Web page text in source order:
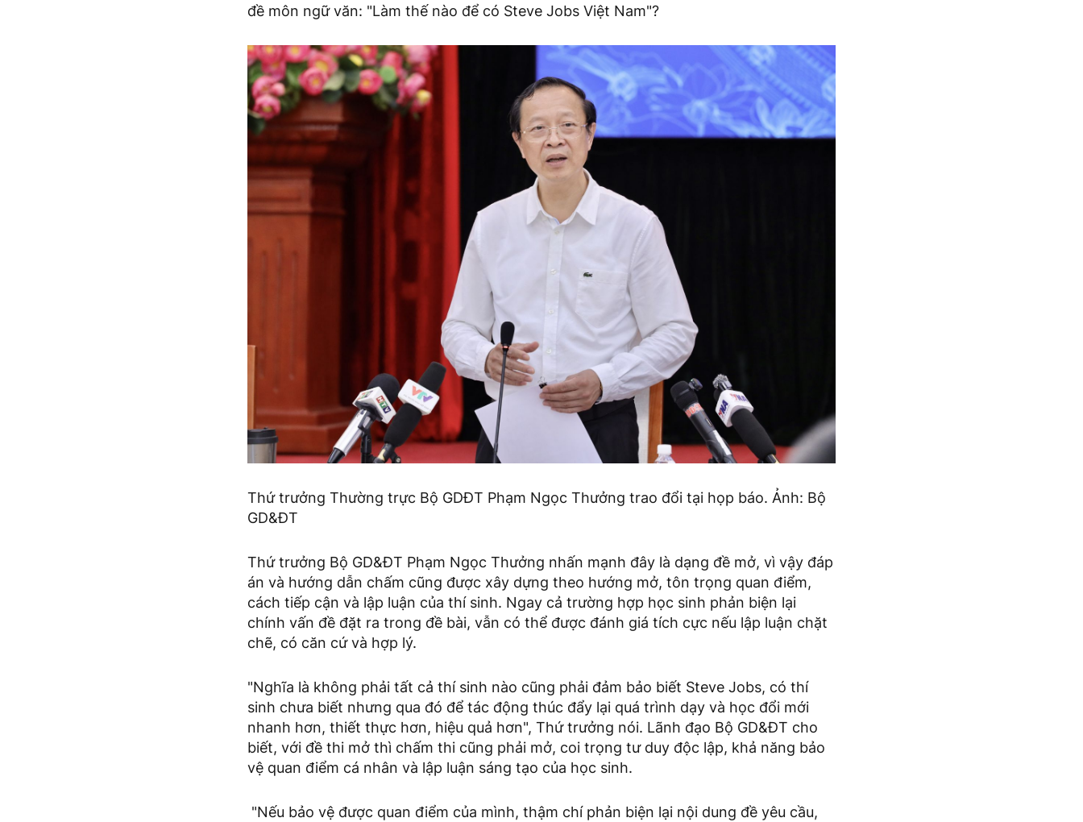
đề môn ngữ văn: "Làm thế nào để có Steve Jobs Việt Nam"?
Thứ trưởng Thường trực Bộ GDĐT Phạm Ngọc Thưởng trao đổi tại họp báo. Ảnh: Bộ
GD&ĐT
Thứ trưởng Bộ GD&ĐT Phạm Ngọc Thưởng nhấn mạnh đây là dạng đề mở, vì vậy đáp
án và hướng dẫn chấm cũng được xây dựng theo hướng mở, tôn trọng quan điểm,
cách tiếp cận và lập luận của thí sinh. Ngay cả trường hợp học sinh phản biện lại
chính vấn đề đặt ra trong đề bài, vẫn có thể được đánh giá tích cực nếu lập luận chặt
chẽ, có căn cứ và hợp lý.
"Nghĩa là không phải tất cả thí sinh nào cũng phải đảm bảo biết Steve Jobs, có thí
sinh chưa biết nhưng qua đó để tác động thúc đẩy lại quá trình dạy và học đổi mới
nhanh hơn, thiết thực hơn, hiệu quả hơn", Thứ trưởng nói. Lãnh đạo Bộ GD&ĐT cho
biết, với đề thi mở thì chấm thi cũng phải mở, coi trọng tư duy độc lập, khả năng bảo
vệ quan điểm cá nhân và lập luận sáng tạo của học sinh.
"Nếu bảo vệ được quan điểm của mình, thậm chí phản biện lại nội dung đề yêu cầu,